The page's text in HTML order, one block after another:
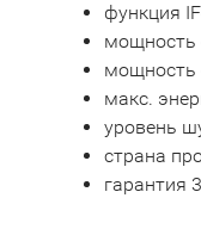
функция
мощность
мощность
макс.
уровень
страна
гарантия